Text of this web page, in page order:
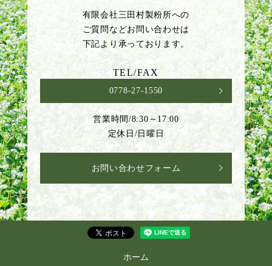
有限会社三田村製粉所への
ご質問などお問い合わせは
下記より承っております。
TEL/FAX
0778-27-1550
営業時間/8:30～17:00
定休日/日曜日
お問い合わせフォーム
ホーム